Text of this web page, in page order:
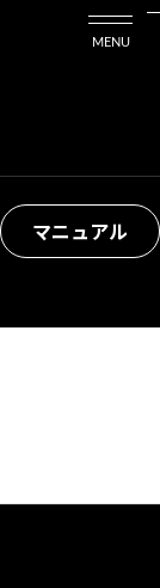
マニュアル
MENU